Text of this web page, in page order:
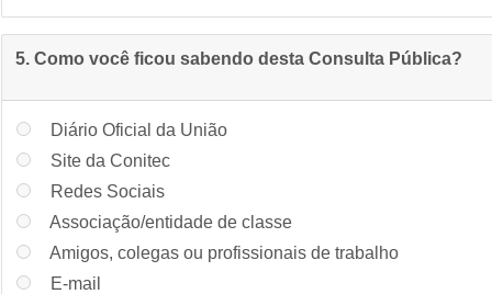
5. Como você ficou sabendo desta Consulta Pública?
Diário Oficial da União
Site da Conitec
Redes Sociais
Associação/entidade de classe
Amigos, colegas ou profissionais de trabalho
E-mail